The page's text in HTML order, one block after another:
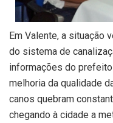
Em Valente, a situação
do sistema de
informações do
melhoria da qualidade
canos quebram
chegando à cidade a